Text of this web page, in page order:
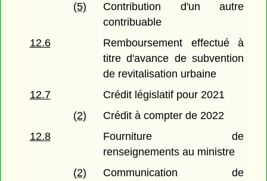
(5)
Contribution d'un autre
contribuable
12.6
Remboursement effectué à
titre d'avance de subvention
de revitalisation urbaine
12.7
Crédit législatif pour 2021
(2)
Crédit à compter de 2022
12.8
Fourniture de
renseignements au ministre
(2)
Communication de